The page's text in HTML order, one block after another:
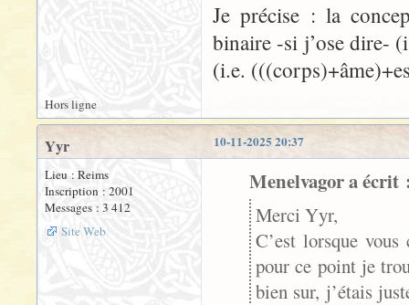
Je précise : la
binaire -si j’ose dire-
(i.e.
Hors ligne
10-11-2025 20:37
Yyr
Lieu : Reims
Inscription : 2001
Messages : 3 412
Site Web
Menelvagor a écrit
Merci Yyr,
C’est lorsque
pour ce point je
bien sur, j’étais